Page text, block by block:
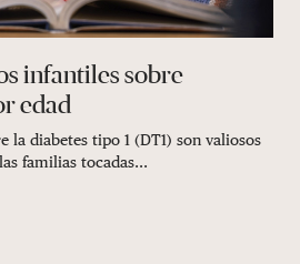
infantiles sobre
edad
la diabetes tipo 1 (DT1) son valiosos
familias tocadas...